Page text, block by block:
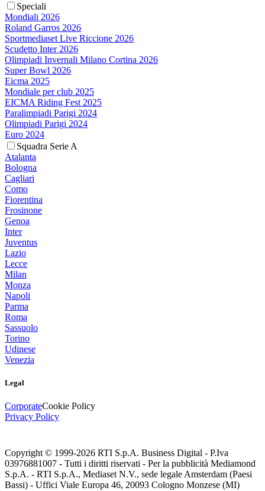
Speciali
Mondiali 2026
Roland Garros 2026
Sportmediaset Live Riccione 2026
Scudetto Inter 2026
Olimpiadi Invernali Milano Cortina 2026
Super Bowl 2026
Eicma 2025
Mondiale per club 2025
EICMA Riding Fest 2025
Paralimpiadi Parigi 2024
Olimpiadi Parigi 2024
Euro 2024
Squadra Serie A
Atalanta
Bologna
Cagliari
Como
Fiorentina
Frosinone
Genoa
Inter
Juventus
Lazio
Lecce
Milan
Monza
Napoli
Parma
Roma
Sassuolo
Torino
Udinese
Venezia
Legal
CorporateCookie Policy
Privacy Policy
Copyright © 1999-2026 RTI S.p.A. Business Digital - P.Iva
03976881007 - Tutti i diritti riservati - Per la pubblicità Mediamond
S.p.A. - RTI S.p.A., Mediaset N.V., sede legale Amsterdam (Paesi
Bassi) - Uffici Viale Europa 46, 20093 Cologno Monzese (MI)